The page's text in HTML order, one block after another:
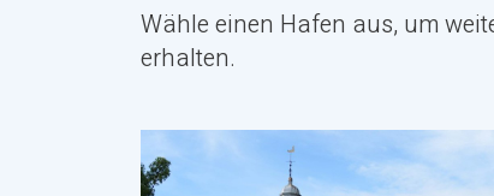
Wähle einen Hafen aus, um
erhalten.